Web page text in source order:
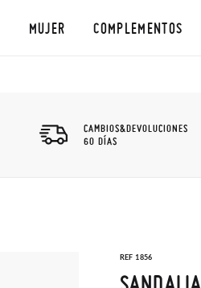
MUJER COMPLEMENTOS
CAMBIOS&DEVOLUCIONES
60 DÍAS
REF 1856